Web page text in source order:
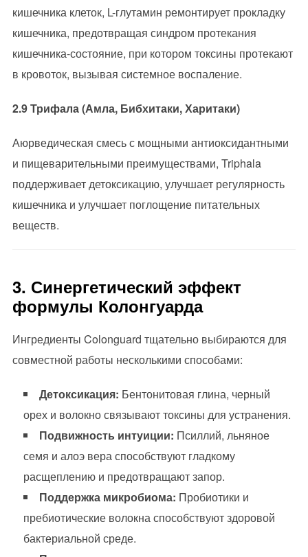
кишечника клеток, L-глутамин ремонтирует прокладку
кишечника, предотвращая синдром протекания
кишечника-состояние, при котором токсины протекают
в кровоток, вызывая системное воспаление.
2.9 Трифала (Амла, Бибхитаки, Харитаки)
Аюрведическая смесь с мощными антиоксидантными
и пищеварительными преимуществами, Triphala
поддерживает детоксикацию, улучшает регулярность
кишечника и улучшает поглощение питательных
веществ.
3. Синергетический эффект
формулы Колонгуарда
Ингредиенты Colonguard тщательно выбираются для
совместной работы несколькими способами:
Детоксикация: Бентонитовая глина, черный
орех и волокно связывают токсины для устранения.
Подвижность интуиции: Псиллий, льняное
семя и алоэ вера способствуют гладкому
расщеплению и предотвращают запор.
Поддержка микробиома: Пробиотики и
пребиотические волокна способствуют здоровой
бактериальной среде.